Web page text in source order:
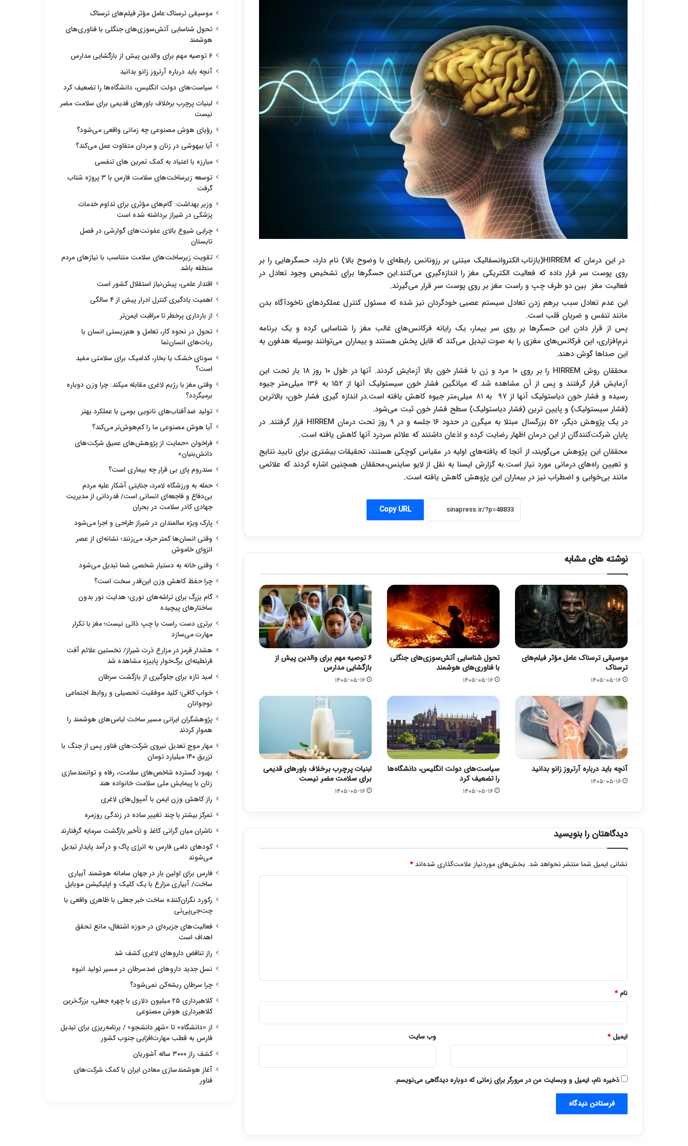
در این درمان که HIRREM(بازتاب الکتروانسفالیک مبتنی بر رزونانس رابطه‌ای با وضوح بالا) نام دارد، حسگرهایی را بر
روی پوست سر قرار داده که فعالیت الکتریکی مغز را اندازه‌گیری می‌کنند.این حسگرها برای تشخیص وجود تعادل در
فعالیت مغز بین دو طرف چپ و راست مغز بر روی پوست سر قرار می‌گیرند.
این عدم تعادل سبب برهم زدن تعادل سیستم عصبی خودگردان نیز شده که مسئول کنترل عملکردهای ناخودآگاه بدن
مانند تنفس و ضربان قلب است.
پس از قرار دادن این حسگرها بر روی سر بیمار، یک رایانه فرکانس‌های غالب مغز را شناسایی کرده و یک برنامه
نرم‌افزاری، این فرکانس‌های مغزی را به صوت تبدیل می‌کند که قابل پخش هستند و بیماران می‌توانند بوسیله هدفون به
این صداها گوش دهند.
محققان روش HIRREM
را بر روی ۱۰ مرد و زن با فشار خون بالا آزمایش کردند. آنها در طول ۱۰ روز ۱۸ بار تحت این
آزمایش قرار گرفتند و پس از آن مشاهده شد که میانگین فشار خون سیستولیک آنها از ۱۵۲ به ۱۳۶ میلی‌متر جیوه
رسیده و فشار خون دیاستولیک آنها از ۹۷ به ۸۱ میلی‌متر جیوه کاهش یافته است.در اندازه گیری فشار خون، بالاترین
(فشار سیستولیک) و پایین ترین (فشار دیاستولیک) سطح فشار خون ثبت می‌شود.
در یک پژوهش دیگر، ۵۲ بزرگسال مبتلا به میگرن در حدود ۱۶ جلسه و در ۹ روز تحت درمان
HIRREM قرار گرفتند. در
پایان شرکت‌کنندگان از این درمان اظهار رضایت کرده و اذعان داشتند که علائم سردرد آنها کاهش یافته است.
محققان این پژوهش می‌گویند، از آنجا که یافته‌های اولیه در مقیاس کوچکی هستند، تحقیقات بیشتری برای تایید نتایج
و تعیین راه‌های درمانی مورد نیاز است.به گزارش ایسنا به نقل از لایو ساینس،محققان همچنین اشاره کردند که علائمی
مانند بی‌خوابی و اضطراب نیز در بیماران این پژوهش کاهش یافته است.
Copy URL
نوشته های مشابه
موسیقی ترسناک عامل مؤثر فیلم‌های
ترسناک
۱۴۰۵-۰۵-۱۶
تحول شناسایی آتش‌سوزی‌های جنگلی
با فناوری‌های هوشمند
۱۴۰۵-۰۵-۱۶
۶ توصیه مهم برای والدین پیش از
بازگشایی مدارس
۱۴۰۵-۰۵-۱۶
آنچه باید درباره آرتروز زانو بدانید
۱۴۰۵-۰۵-۱۶
سیاست‌های دولت انگلیس، دانشگاه‌ها
را تضعیف کرد
۱۴۰۵-۰۵-۱۶
لبنیات پرچرب برخلاف باورهای قدیمی
برای سلامت مضر نیست
۱۴۰۵-۰۵-۱۶
دیدگاهتان را بنویسید
نشانی ایمیل شما منتشر نخواهد شد. بخش‌های موردنیاز علامت‌گذاری شده‌اند*
نام*
ایمیل* وب‌ سایت
ذخیره نام، ایمیل و وبسایت من در مرورگر برای زمانی که دوباره دیدگاهی می‌نویسم.
موسیقی ترسناک عامل مؤثر فیلم‌های ترسناک
تحول شناسایی آتش‌سوزی‌های جنگلی با فناوری‌های
هوشمند
۶ توصیه مهم برای والدین پیش از بازگشایی مدارس
آنچه باید درباره آرتروز زانو بدانید
سیاست‌های دولت انگلیس، دانشگاه‌ها را تضعیف کرد
لبنیات پرچرب برخلاف باورهای قدیمی برای سلامت مضر
نیست
رؤیای هوش مصنوعی چه زمانی واقعی می‌شود؟
آیا بیهوشی در زنان و مردان متفاوت عمل می‌کند؟
مبارزه با اعتیاد به کمک تمرین های تنفسی
توسعه زیرساخت‌های سلامت فارس با ۳ پروژه شتاب
گرفت
وزیر بهداشت: گام‌های مؤثری برای تداوم خدمات
پزشکی در شیراز برداشته شده است
چرایی شیوع بالای عفونت‌های گوارشی در فصل
تابستان
تقویت زیرساخت‌های سلامت متناسب با نیازهای مردم
منطقه باشد
اقتدار علمی، پیش‌نیاز استقلال کشور است
اهمیت یادگیری کنترل ادرار پیش از ۴ سالگی
از بارداری پرخطر تا مراقبت ایمن‌تر
تحول در نحوه کار، تعامل و هم‌زیستی انسان با
ربات‌های انسان‌نما
سونای خشک یا بخار، کدامیک برای سلامتی مفید
است؟
وقتی مغز با رژیم لاغری مقابله میکند: چرا وزن دوباره
برمیگردد؟
تولید ضدآفتاب‌های نانویی بومی با عملکرد بهتر
آیا هوش مصنوعی ما را کم‌هوش‌تر می‌کند؟
فراخوان «حمایت از پژوهش‌های عمیق شرکت‌های
دانش‌بنیان»
سندروم پای بی قرار چه بیماری است؟
حمله به ورزشگاه لامرد، جنایتی آشکار علیه مردم
بی‌دفاع و فاجعه‌ای انسانی است/ قدردانی از مدیریت
جهادی کادر سلامت در بحران
پارک ویژه سالمندان در شیراز طراحی و اجرا می‌شود
وقتی انسان‌ها کمتر حرف می‌زنند؛ نشانه‌ای از عصر
انزوای خاموش
وقتی خانه به دستیار شخصی شما تبدیل می‌شود
چرا حفظ کاهش وزن این‌قدر سخت است؟
گام بزرگ برای تراشه‌های نوری؛ هدایت نور بدون
ساختارهای پیچیده
برتری دست راست یا چپ ذاتی نیست؛ مغز با تکرار
مهارت می‌سازد
هشدار قرمز در مزارع ذرت شیراز/ نخستین علائم آفت
قرنطینه‌ای برگ‌خوار پاییزه مشاهده شد
امید تازه برای جلوگیری از بازگشت سرطان
خواب کافی؛ کلید موفقیت تحصیلی و روابط اجتماعی
نوجوانان
پژوهشگران ایرانی مسیر ساخت لباس‌های هوشمند را
هموار کردند
مهار موج تعدیل نیروی شرکت‌های فناور پس از جنگ با
تزریق ۱۴۰ میلیارد تومان
بهبود گسترده شاخص‌های سلامت، رفاه و توانمندسازی
زنان با پیمایش ملی سلامت خانواده هند
راز کاهش وزن ایمن با آمپول‌های لاغری
تمرکز بیشتر با چند تغییر ساده در زندگی روزمره
ناشران میان گرانی کاغذ و تأخیر بازگشت سرمایه گرفتارند
کودهای دامی فارس به انرژی پاک و درآمد پایدار تبدیل
می‌شوند
فارس برای اولین بار در جهان سامانه هوشمند آبیاری
ساخت/ آبیاری مزارع با یک کلیک و اپلیکیشن موبایل
رکورد نگران‌کننده ساخت خبر جعلی با ظاهری واقعی با
چت‌جی‌پی‌تی
فعالیت‌های جزیره‌ای در حوزه اشتغال، مانع تحقق
اهداف است
راز تناقض داروهای لاغری کشف شد
نسل جدید داروهای ضدسرطان در مسیر تولید انبوه
چرا سرطان ریشه‌کن نمی‌شود؟
کلاهبرداری ۲۵ میلیون دلاری با چهره جعلی، بزرگ‌ترین
کلاهبرداری هوش مصنوعی
از «دانشگاه» تا «شهر دانشجو» / برنامه‌ریزی برای تبدیل
فارس به قطب مهارت‌افزایی جنوب کشور
کشف راز ۳۰۰۰ ساله آشوریان
آغاز هوشمندسازی معادن ایران با کمک شرکت‌های
فناور